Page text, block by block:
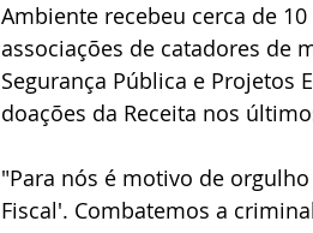
Ambiente recebeu cerca de
associações de catadores de
Segurança Pública e Projetos
doações da Receita nos
"Para nós é motivo de
Fiscal'. Combatemos a